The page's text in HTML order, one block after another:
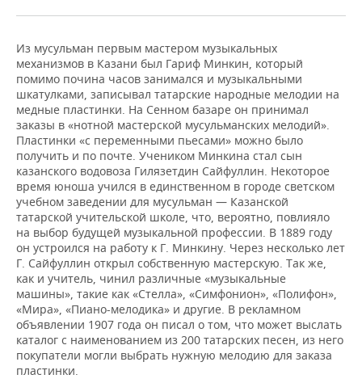
Из мусульман первым мастером музыкальных
механизмов в Казани был Гариф Минкин, который
помимо почина часов занимался и музыкальными
шкатулками, записывал татарские народные мелодии на
медные пластинки. На Сенном базаре он принимал
заказы в «нотной мастерской мусульманских мелодий».
Пластинки «с переменными пьесами» можно было
получить и по почте. Учеником Минкина стал сын
казанского водовоза Гилязетдин Сайфуллин. Некоторое
время юноша учился в единственном в городе светском
учебном заведении для мусульман — Казанской
татарской учительской школе, что, вероятно, повлияло
на выбор будущей музыкальной профессии. В 1889 году
он устроился на работу к Г. Минкину. Через несколько лет
Г. Сайфуллин открыл собственную мастерскую. Так же,
как и учитель, чинил различные «музыкальные
машины», такие как «Стелла», «Симфонион», «Полифон»,
«Мира», «Пиано-мелодика» и другие. В рекламном
объявлении 1907 года он писал о том, что может выслать
каталог с наименованием из 200 татарских песен, из него
покупатели могли выбрать нужную мелодию для заказа
пластинки.